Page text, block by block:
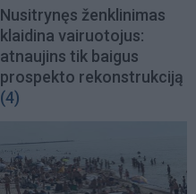
Nusitrynęs ženklinimas
klaidina vairuotojus:
atnaujins tik baigus
prospekto rekonstrukciją
(4)